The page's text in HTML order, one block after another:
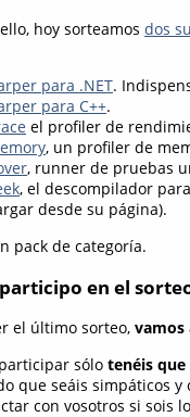
hoy sorteamos dos
para .NET.
para C++.
el profiler de
, un profiler de
, runner de pruebas
, el descompilador
desde su página).
pack de categoría.
en el
el último sorteo, vamos
sólo tenéis que
que seáis simpáticos
con vosotros si sois